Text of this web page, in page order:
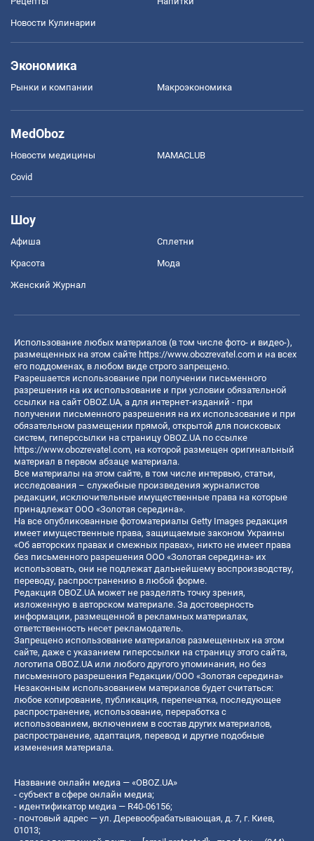
Новости Кулинарии
Экономика
Рынки и компании Mакроэкономика
MedOboz
Новости медицины MAMACLUB
Covid
Шоу
Афиша Сплетни
Красота Мода
Женский Журнал
Использование любых материалов (в том числе фото- и видео-),
размещенных на этом сайте https://www.obozrevatel.com и на всех
его поддоменах, в любом виде строго запрещено.
Разрешается использование при получении письменного
разрешения на их использование и при условии обязательной
ссылки на сайт OBOZ.UA, а для интернет-изданий - при
получении письменного разрешения на их использование и при
обязательном размещении прямой, открытой для поисковых
систем, гиперссылки на страницу OBOZ.UA по ссылке
https://www.obozrevatel.com, на которой размещен оригинальный
материал в первом абзаце материала.
Все материалы на этом сайте, в том числе интервью, статьи,
исследования – служебные произведения журналистов
редакции, исключительные имущественные права на которые
принадлежат ООО «Золотая середина».
На все опубликованные фотоматериалы Getty Images редакция
имеет имущественные права, защищаемые законом Украины
«Об авторских правах и смежных правах», никто не имеет права
без письменного разрешения ООО «Золотая середина» их
использовать, они не подлежат дальнейшему воспроизводству,
переводу, распространению в любой форме.
Редакция OBOZ.UA может не разделять точку зрения,
изложенную в авторском материале. За достоверность
информации, размещенной в рекламных материалах,
ответственность несет рекламодатель.
Запрещено использование материалов размещенных на этом
сайте, даже с указанием гиперссылки на страницу этого сайта,
логотипа OBOZ.UA или любого другого упоминания, но без
письменного разрешения Редакции/ООО «Золотая середина»
Незаконным использованием материалов будет считаться:
любое копирование, публикация, перепечатка, последующее
распространение, использование, переработка с
использованием, включением в состав других материалов,
распространение, адаптация, перевод и другие подобные
изменения материала.
Название онлайн медиа — «OBOZ.UA»
- субъект в сфере онлайн медиа;
- идентификатор медиа — R40-06156;
- почтовый адрес — ул. Деревообрабатывающая, д. 7, г. Киев,
01013;